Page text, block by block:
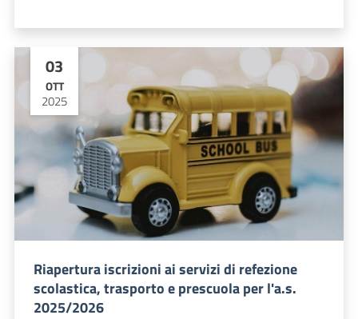
03
OTT
2025
Riapertura iscrizioni ai servizi di refezione
scolastica, trasporto e prescuola per l'a.s.
2025/2026